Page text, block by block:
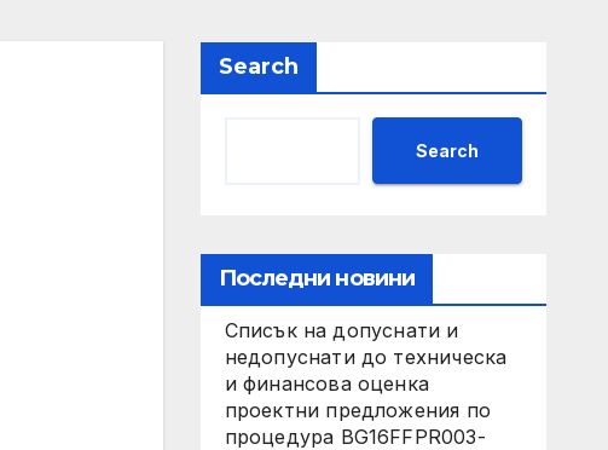
Search
Search
Последни новини
Списък на допуснати и
недопуснати до техническа
и финансова оценка
проектни предложения по
процедура BG16FFPR003-